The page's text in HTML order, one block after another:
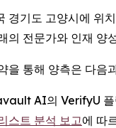
경기도 고양시에 위
의 전문가와 인재 양
을 통해 양측은 다음
AI의 VerifyU 플
스트 분석 보고에 따